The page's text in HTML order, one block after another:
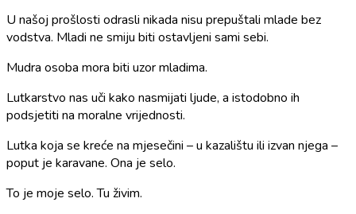
U našoj prošlosti odrasli nikada nisu prepuštali mlade bez
vodstva. Mladi ne smiju biti ostavljeni sami sebi.
Mudra osoba mora biti uzor mladima.
Lutkarstvo nas uči kako nasmijati ljude, a istodobno ih
podsjetiti na moralne vrijednosti.
Lutka koja se kreće na mjesečini – u kazalištu ili izvan njega –
poput je karavane. Ona je selo.
To je moje selo. Tu živim.